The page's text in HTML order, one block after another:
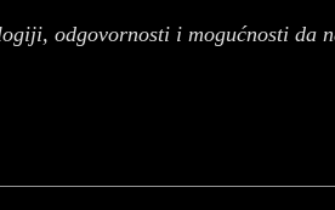
odgovornosti i mogućnosti da